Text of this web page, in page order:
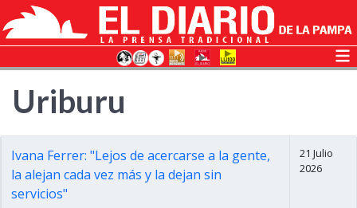
Uriburu
Ivana Ferrer: "Lejos de acercarse a la gente,
la alejan cada vez más y la dejan sin
servicios"
21 Julio
2026